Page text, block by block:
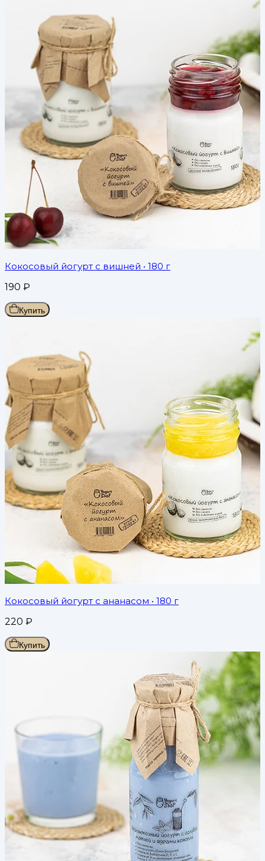
Кокосовый йогурт с вишней • 180 г
190 ₽
Купить
Кокосовый йогурт с ананасом • 180 г
220 ₽
Купить